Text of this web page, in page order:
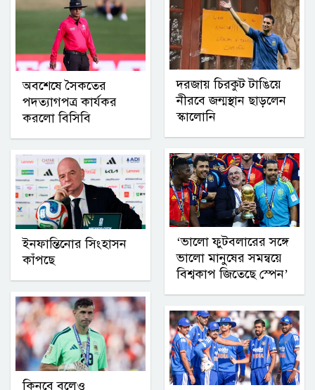
অবশেষে সৈকতের
পদত্যাগপত্র কার্যকর
করলো বিসিবি
ইনফান্তিনোর সিংহাসন
কাঁপছে
কিনবে বলেও
দরজায় চিরকুট টাঙিয়ে
নীরবে জন্মস্থান ছাড়লেন
স্কালোনি
‘ভালো ফুটবলারের সঙ্গে
ভালো মানুষের সমন্বয়ে
বিশ্বকাপ জিতেছে স্পেন’